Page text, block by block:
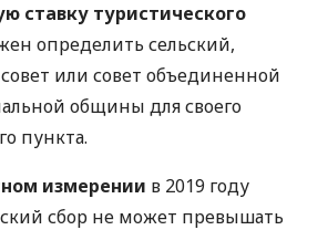
ставку туристического
определить сельский,
или совет объединенной
общины для своего
пункта.
измерении в 2019 году
сбор не может превышать